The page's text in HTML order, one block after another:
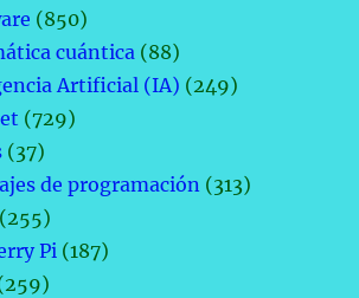
(850)
cuántica (88)
Artificial (IA) (249)
(729)
(37)
de programación (313)
(255)
Pi (187)